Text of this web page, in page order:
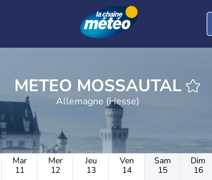
METEO MOSSAUTAL
Allemagne (Hesse)
Mar
11
Mer
12
Jeu
13
Ven
14
Sam
15
Dim
16